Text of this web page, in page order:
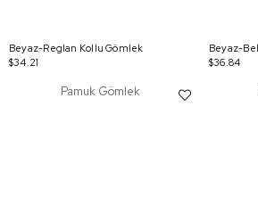
Beyaz-Reglan Kollu Gömlek
$34.21
$36.84
Pamuk Gömlek